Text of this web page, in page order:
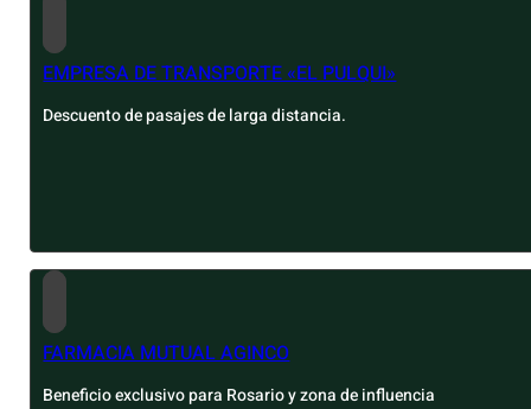
EMPRESA DE TRANSPORTE «EL PULQUI»
Descuento de pasajes de larga distancia.
FARMACIA MUTUAL AGINCO
Beneficio exclusivo para Rosario y zona de influencia